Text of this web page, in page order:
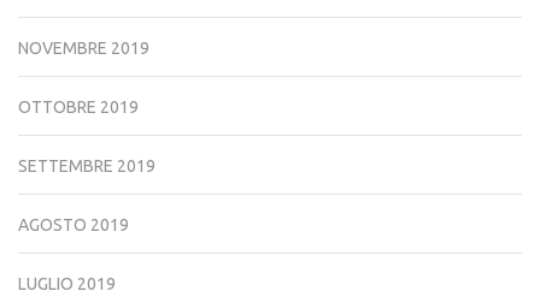
NOVEMBRE 2019
OTTOBRE 2019
SETTEMBRE 2019
AGOSTO 2019
LUGLIO 2019